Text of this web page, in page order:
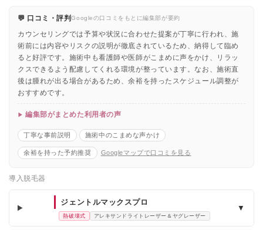
💬 口コミ・評判Googleの口コミをもとに編集部が要約
カウンセリングでは予算や状況に合わせた提案が丁寧に行われ、施
術前には内容やリスクの説明が徹底されているため、納得して臨め
ると好評です。施術中も看護師や医師がこまめに声をかけ、リラッ
クスできるよう配慮してくれる環境が整っています。なお、施術直
後は腫れが出る場合があるため、余裕を持ったスケジュール調整が
おすすめです。
編集部がまとめた利用者の声
丁寧な事前説明 施術中のこまめな声かけ
余裕を持った予約推奨 Googleマップで口コミを見る
導入脱毛器
ジェントルマックスプロ
熱破壊式 アレキサンドライトレーザー＆ヤグレーザー
▼